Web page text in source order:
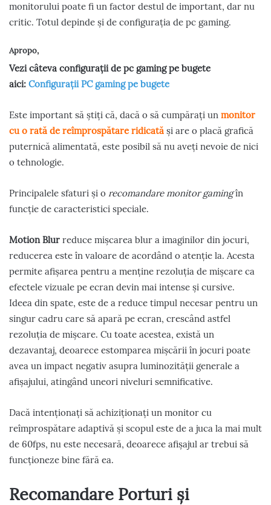
monitorului poate fi un factor destul de important, dar nu
critic. Totul depinde și de configurația de pc gaming.
Apropo,
Vezi câteva configurații de pc gaming pe bugete
aici: Configurații PC gaming pe bugete
Este important să știți că, dacă o să cumpărați un monitor
cu o rată de reîmprospătare ridicată și are o placă grafică
puternică alimentată, este posibil să nu aveți nevoie de nici
o tehnologie.
Principalele sfaturi și o recomandare monitor gamingîn
funcție de caracteristici speciale.
Motion Blur reduce mișcarea blur a imaginilor din jocuri,
reducerea este în valoare de acordând o atenție la. Acesta
permite afișarea pentru a menține rezoluția de mișcare ca
efectele vizuale pe ecran devin mai intense și cursive.
Ideea din spate, este de a reduce timpul necesar pentru un
singur cadru care să apară pe ecran, crescând astfel
rezoluția de mișcare. Cu toate acestea, există un
dezavantaj, deoarece estomparea mișcării în jocuri poate
avea un impact negativ asupra luminozității generale a
afișajului, atingând uneori niveluri semnificative.
Dacă intenționați să achiziționați un monitor cu
reîmprospătare adaptivă și scopul este de a juca la mai mult
de 60fps, nu este necesară, deoarece afișajul ar trebui să
funcționeze bine fără ea.
Recomandare Porturi și